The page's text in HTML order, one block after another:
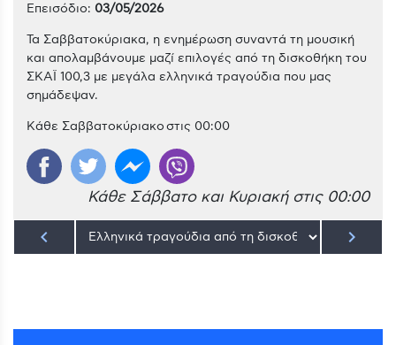
Επεισόδιο: 03/05/2026
Τα Σαββατοκύριακα, η ενημέρωση συναντά τη μουσική
και απολαμβάνουμε μαζί επιλογές από τη δισκοθήκη του
ΣΚΑΪ 100,3 με μεγάλα ελληνικά τραγούδια που μας
σημάδεψαν.
Κάθε Σαββατοκύριακο στις 00:00
Κάθε Σάββατο και Κυριακή στις 00:00
keyboard_arrow_left keyboard_arrow_right